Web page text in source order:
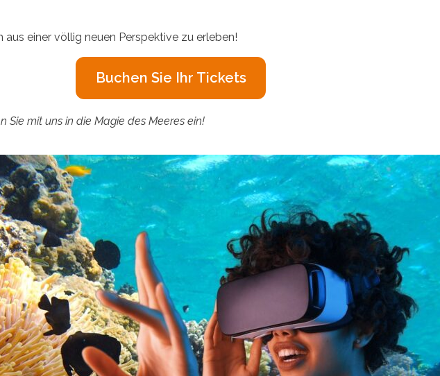
einer völlig neuen Perspektive zu erleben!
Buchen Sie Ihr Tickets
mit uns in die Magie des Meeres ein!